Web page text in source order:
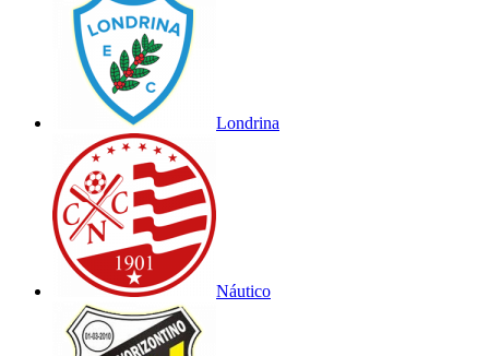
Londrina
Náutico